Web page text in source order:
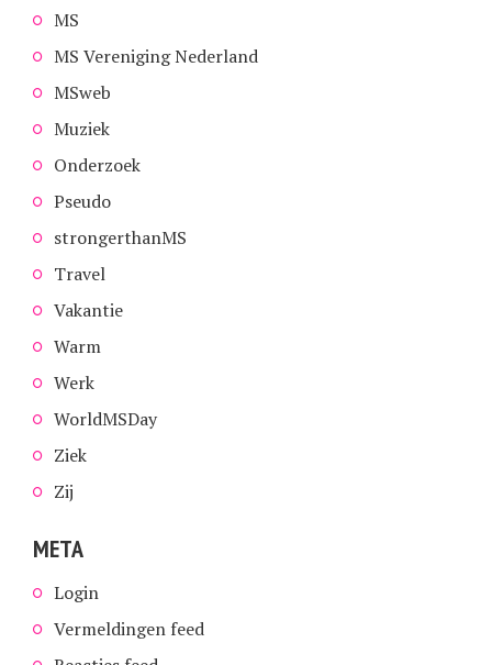
MS
MS Vereniging Nederland
MSweb
Muziek
Onderzoek
Pseudo
strongerthanMS
Travel
Vakantie
Warm
Werk
WorldMSDay
Ziek
Zij
META
Login
Vermeldingen feed